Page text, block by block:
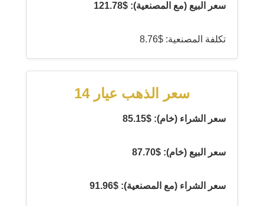
سعر البيع (مع المصنعية): $121.78
تكلفة المصنعية: $8.76
سعر الذهب عيار 14
سعر الشراء (خام): $85.15
سعر البيع (خام): $87.70
سعر الشراء (مع المصنعية): $91.96